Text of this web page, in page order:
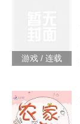
游戏 / 连载